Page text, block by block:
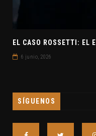
6 junio, 2026
SÍGUENOS